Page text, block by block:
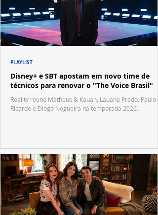
Disney+ e SBT apostam em novo time de
técnicos para renovar o "The Voice Brasil"
Reality reúne Matheus & Kauan, Lauana Prado, Paulo
Ricardo e Diogo Nogueira na temporada 2026.
PLAYLIST